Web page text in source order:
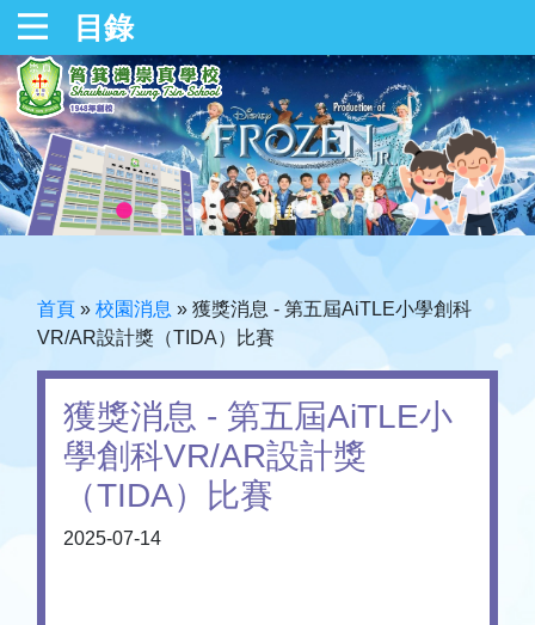
目錄
首頁 » 校園消息 » 獲獎消息 - 第五屆AiTLE小學創科
VR/AR設計獎（TIDA）比賽
獲獎消息 - 第五屆AiTLE小
學創科VR/AR設計獎
（TIDA）比賽
2025-07-14